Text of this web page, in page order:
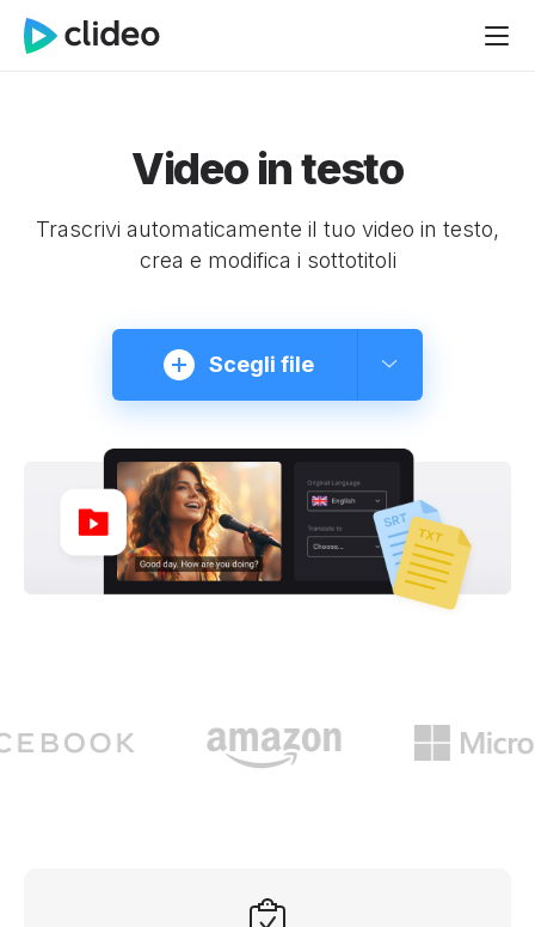
Video in testo
Trascrivi automaticamente il tuo video in testo,
crea e modifica i sottotitoli
Scegli file